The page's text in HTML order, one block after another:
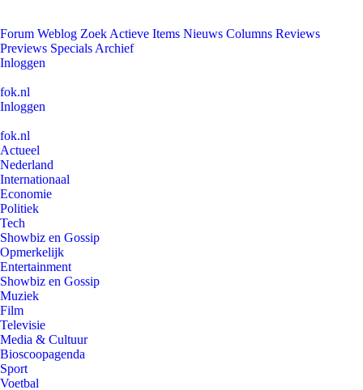
Forum Weblog Zoek Actieve Items Nieuws Columns Reviews
Previews Specials Archief
Inloggen
fok.nl
Inloggen
fok.nl
Actueel
Nederland
Internationaal
Economie
Politiek
Tech
Showbiz en Gossip
Opmerkelijk
Entertainment
Showbiz en Gossip
Muziek
Film
Televisie
Media & Cultuur
Bioscoopagenda
Sport
Voetbal